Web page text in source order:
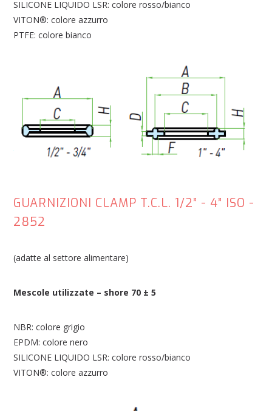
SILICONE LIQUIDO LSR: colore rosso/bianco
VITON®: colore azzurro
PTFE: colore bianco
GUARNIZIONI CLAMP T.C.L. 1/2” - 4” ISO -
2852
(adatte al settore alimentare)
Mescole utilizzate – shore 70 ± 5
NBR: colore grigio
EPDM: colore nero
SILICONE LIQUIDO LSR: colore rosso/bianco
VITON®: colore azzurro